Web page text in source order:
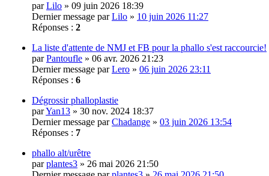
parLilo » 09 juin 2026 18:39
Dernier message parLilo » 10 juin 2026 11:27
Réponses : 2
La liste d'attente de NMJ et FB pour la phallo s'est raccourcie!
parPantoufle » 06 avr. 2026 21:23
Dernier message parLero » 06 juin 2026 23:11
Réponses : 6
Dégrossir phalloplastie
parYan13 » 30 nov. 2024 18:37
Dernier message parChadange » 03 juin 2026 13:54
Réponses : 7
phallo alt/urêtre
parplantes3 » 26 mai 2026 21:50